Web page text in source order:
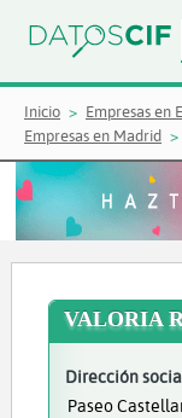
Inicio Empresas en
Empresas en Madrid
VALORIA
Dirección
Paseo